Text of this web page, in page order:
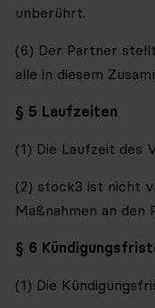
unberührt.
(6) Der Partner
alle in diesem
§ 5 Laufzeiten
(1) Die Laufzeit des
(2) stock3 ist nicht
Maßnahmen an den
§ 6
(1) Die